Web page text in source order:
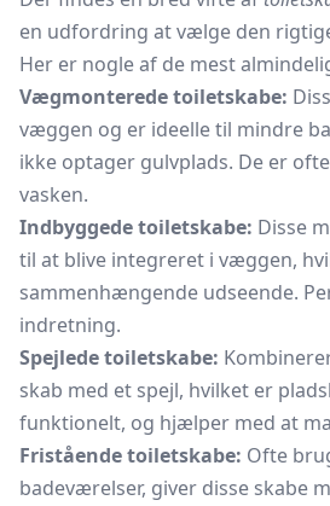
en udfordring at vælge den
Her er nogle af de mest
Vægmonterede toiletskabe:
væggen og er ideelle til mindre
ikke optager gulvplads. De er
vasken.
Indbyggede toiletskabe: Disse
til at blive integreret i væggen,
sammenhængende udseende.
indretning.
Spejlede toiletskabe:
skab med et spejl, hvilket er
funktionelt, og hjælper med at
Fristående toiletskabe: Ofte
badeværelser, giver disse skabe